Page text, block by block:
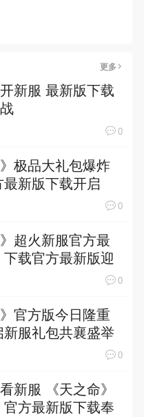
更多
新服 最新版下载
0
》极品大礼包爆炸
最新版下载开启
0
》超火新服官方最
下载官方最新版迎
0
》官方版今日隆重
新服礼包共襄盛举
0
新服 《天之命》
官方最新版下载奉